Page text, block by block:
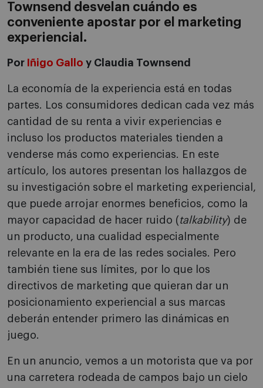
Townsend desvelan cuándo es
conveniente apostar por el marketing
experiencial.
Por Iñigo Gallo y Claudia Townsend
La economía de la experiencia está en todas
partes. Los consumidores dedican cada vez más
cantidad de su renta a vivir experiencias e
incluso los productos materiales tienden a
venderse más como experiencias. En este
artículo, los autores presentan los hallazgos de
su investigación sobre el marketing experiencial,
que puede arrojar enormes beneficios, como la
mayor capacidad de hacer ruido ( talkability) de
un producto, una cualidad especialmente
relevante en la era de las redes sociales. Pero
también tiene sus límites, por lo que los
directivos de marketing que quieran dar un
posicionamiento experiencial a sus marcas
deberán entender primero las dinámicas en
juego.
En un anuncio, vemos a un motorista que va por
una carretera rodeada de campos bajo un cielo